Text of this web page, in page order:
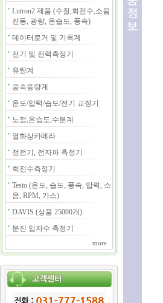
Lutron2 제품 (수질,회전수,소음
진동, 광량, 온습도, 풍속)
데이터로거 및 기록계
전기 및 전력측정기
유량계
풍속풍량계
온도/압력/습도/전기 교정기
노점,온습도,수분계
열화상카메라
정전기, 전자파 측정기
회전수측정기
Testo (온도, 습도, 풍속, 압력, 소
음, RPM, 가스)
DAVIS (상품 25000개)
분진 입자수 측정기
more